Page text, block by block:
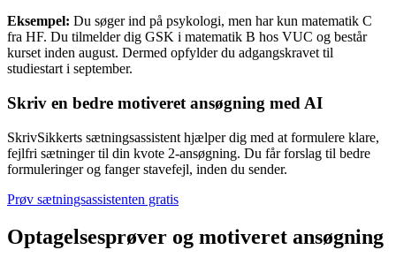
Eksempel: Du søger ind på psykologi, men har kun matematik C
fra HF. Du tilmelder dig GSK i matematik B hos VUC og består
kurset inden august. Dermed opfylder du adgangskravet til
studiestart i september.
Skriv en bedre motiveret ansøgning med AI
SkrivSikkerts sætningsassistent hjælper dig med at formulere klare,
fejlfri sætninger til din kvote 2-ansøgning. Du får forslag til bedre
formuleringer og fanger stavefejl, inden du sender.
Prøv sætningsassistenten gratis
Optagelsesprøver og motiveret ansøgning